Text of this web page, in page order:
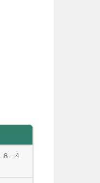
−４